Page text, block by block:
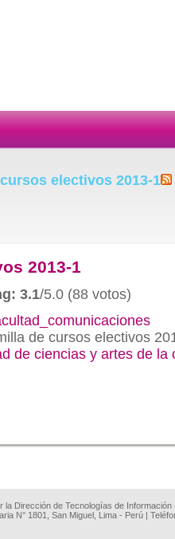
electivos 2013-1
2013-1
3.1/5.0 (88 votos)
de cursos electivos
de ciencias y artes de la
la Dirección de Tecnologías de
N° 1801, San Miguel, Lima - Perú |